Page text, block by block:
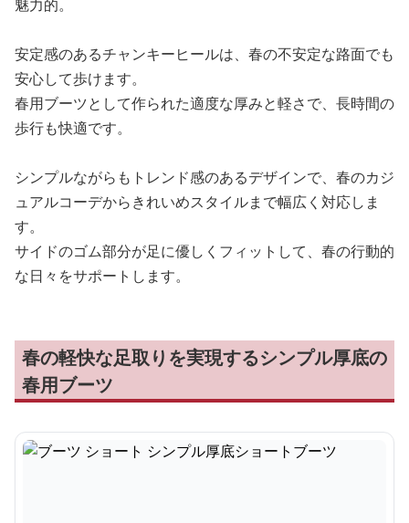
魅力的。
安定感のあるチャンキーヒールは、春の不安定な路面でも
安心して歩けます。
春用ブーツとして作られた適度な厚みと軽さで、長時間の
歩行も快適です。
シンプルながらもトレンド感のあるデザインで、春のカジ
ュアルコーデからきれいめスタイルまで幅広く対応しま
す。
サイドのゴム部分が足に優しくフィットして、春の行動的
な日々をサポートします。
春の軽快な足取りを実現するシンプル厚底の
春用ブーツ